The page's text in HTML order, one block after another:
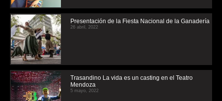
Presentación de la Fiesta Nacional de la Ganadería
26 abril, 2022
Trasandino La vida es un casting en el Teatro
Mendoza
5 mayo, 2022